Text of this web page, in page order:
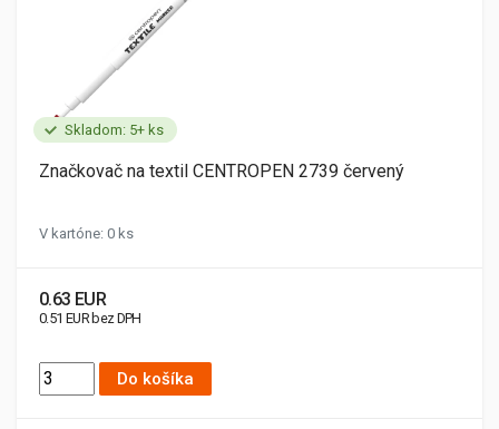
Skladom: 5+ ks
Značkovač na textil CENTROPEN 2739 červený
V kartóne: 0 ks
0.63 EUR
0.51 EUR bez DPH
Do košíka